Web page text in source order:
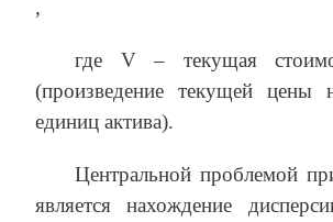
,
где V – текущая
(произведение текущей цены
единиц актива).
Центральной проблемой
является нахождение